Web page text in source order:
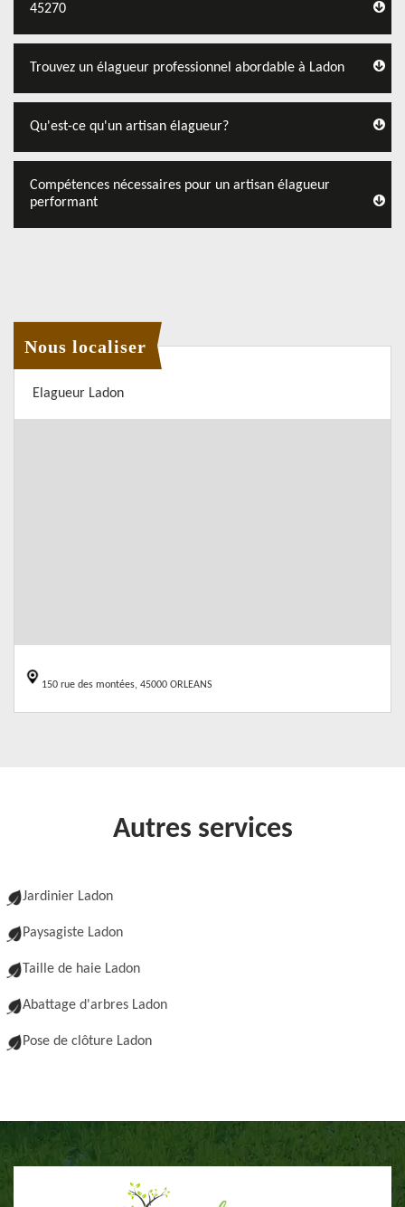
45270
Trouvez un élagueur professionnel abordable à Ladon
Qu'est-ce qu'un artisan élagueur?
Compétences nécessaires pour un artisan élagueur
performant
Nous localiser
Elagueur Ladon
150 rue des montées, 45000 ORLEANS
Autres services
Jardinier Ladon
Paysagiste Ladon
Taille de haie Ladon
Abattage d'arbres Ladon
Pose de clôture Ladon